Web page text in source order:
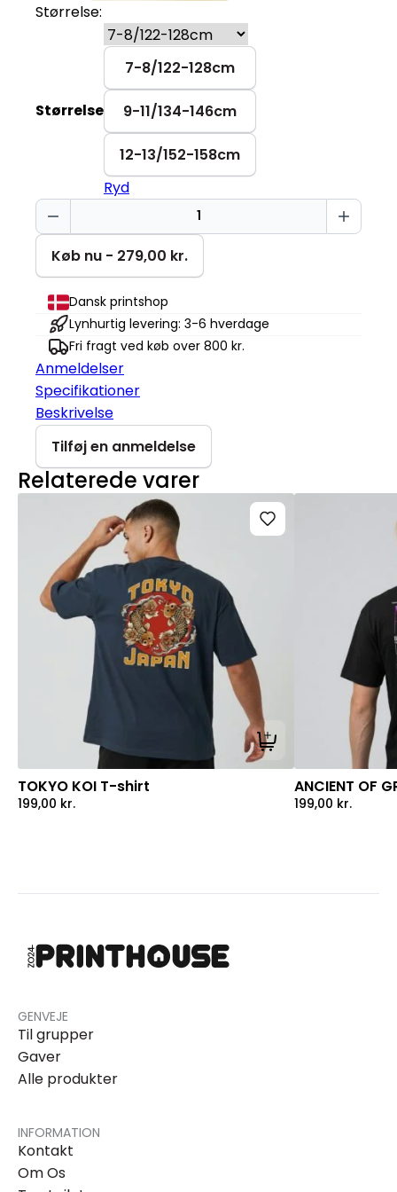
Størrelse:
Størrelse
7-8/122-128cm
9-11/134-146cm
12-13/152-158cm
Ryd
Sød
pingvin
Mini
Cruiser
2.0
antal
Køb nu - 279,00 kr.
Dansk printshop
Lynhurtig levering: 3-6 hverdage
Fri fragt ved køb over 800 kr.
Anmeldelser
Specifikationer
Beskrivelse
Tilføj en anmeldelse
Relaterede varer
Tilføj til kurv
TOKYO KOI T-shirt
199,00 kr.
ANCIENT OF
199,00 kr.
GENVEJE
Til grupper
Gaver
Alle produkter
INFORMATION
Kontakt
Om Os